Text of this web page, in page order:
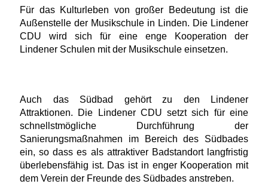
Für das Kulturleben von großer Bedeutung ist die
Außenstelle der Musikschule in Linden. Die Lindener
CDU wird sich für eine enge Kooperation der
Lindener Schulen mit der Musikschule einsetzen.
Auch das Südbad gehört zu den Lindener
Attraktionen. Die Lindener CDU setzt sich für eine
schnellstmögliche Durchführung der
Sanierungsmaßnahmen im Bereich des Südbades
ein, so dass es als attraktiver Badstandort langfristig
überlebensfähig ist. Das ist in enger Kooperation mit
dem Verein der Freunde des Südbades anstreben.